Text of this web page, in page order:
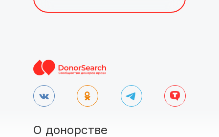
О донорстве